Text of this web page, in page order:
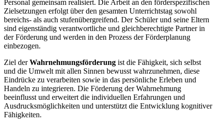
Personal gemeinsam realisiert. Die Arbeit an den förderspezifischen
Zielsetzungen erfolgt über den gesamten Unterrichtstag sowohl
bereichs- als auch stufenübergreifend. Der Schüler und seine Eltern
sind eigenständig verantwortliche und gleichberechtigte Partner in
der Förderung und werden in den Prozess der Förderplanung
einbezogen.
Ziel derWahrnehmungsförderung ist die Fähigkeit, sich selbst
und die Umwelt mit allen Sinnen bewusst wahrzunehmen, diese
Eindrücke zu verarbeiten sowie in das persönliche Erleben und
Handeln zu integrieren. Die Förderung der Wahrnehmung
beeinflusst und erweitert die individuellen Erfahrungen und
Ausdrucksmöglichkeiten und unterstützt die Entwicklung kognitiver
Fähigkeiten.